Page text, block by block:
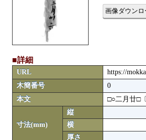
画像ダウンロ
■詳細
URL
https://
木簡番号
0
本文
□○二月廿□
寸法(mm)
縦
横
厚さ